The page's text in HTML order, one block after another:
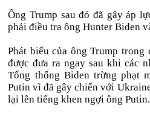
Ông Trump sau đó đã gây áp
phải điều tra ông Hunter Biden
Phát biểu của ông Trump trong
được đưa ra ngay sau khi các
Tổng thống Biden trừng phạt
Putin vì đã gây chiến với
lại lên tiếng khen ngợi ông Putin.